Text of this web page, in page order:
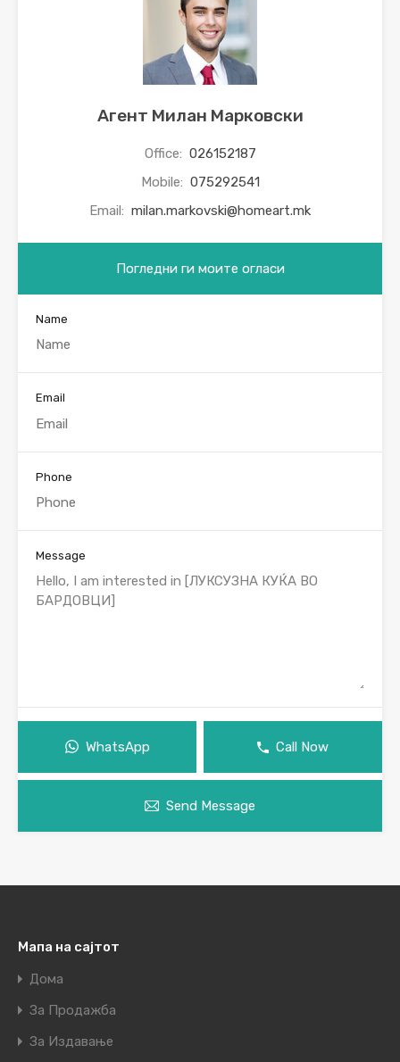
Агент Милан Марковски
Office: 026152187
Mobile: 075292541
Email: milan.markovski@homeart.mk
Погледни ги моите огласи
Name
Email
Phone
Message
WhatsApp Call Now
Send Message
Мапа на сајтот
Дома
За Продажба
За Издавање